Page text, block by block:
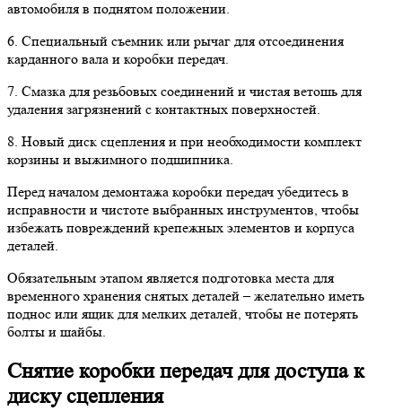
автомобиля в поднятом положении.
6. Специальный съемник или рычаг для отсоединения
карданного вала и коробки передач.
7. Смазка для резьбовых соединений и чистая ветошь для
удаления загрязнений с контактных поверхностей.
8. Новый диск сцепления и при необходимости комплект
корзины и выжимного подшипника.
Перед началом демонтажа коробки передач убедитесь в
исправности и чистоте выбранных инструментов, чтобы
избежать повреждений крепежных элементов и корпуса
деталей.
Обязательным этапом является подготовка места для
временного хранения снятых деталей – желательно иметь
поднос или ящик для мелких деталей, чтобы не потерять
болты и шайбы.
Снятие коробки передач для доступа к
диску сцепления